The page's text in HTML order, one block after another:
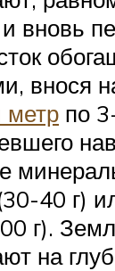
вновь
внося
метр по
40 г)
г).
на